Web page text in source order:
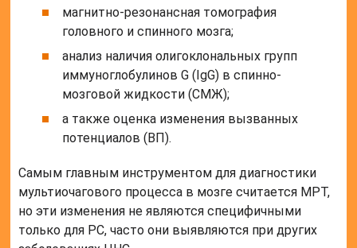
магнитно-резонансная томография
головного и спинного мозга;
анализ наличия олигоклональных групп
иммуноглобулинов G (IgG) в спинно-
мозговой жидкости (СМЖ);
а также оценка изменения вызванных
потенциалов (ВП).
Самым главным инструментом для диагностики
мультиочагового процесса в мозге считается МРТ,
но эти изменения не являются специфичными
только для РС, часто они выявляются при других